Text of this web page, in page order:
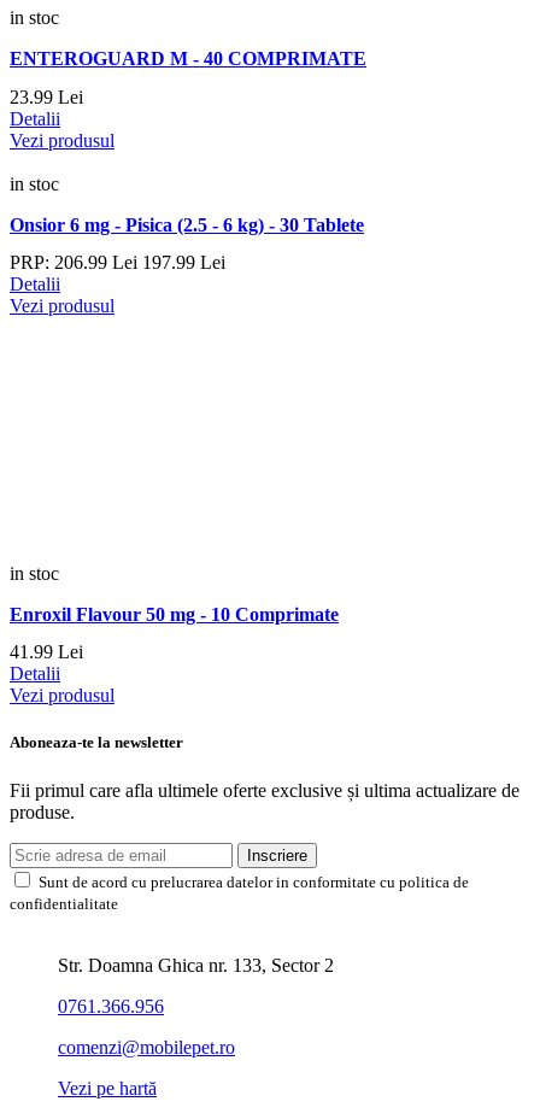
in stoc
ENTEROGUARD M - 40 COMPRIMATE
23.99 Lei
Detalii
Vezi produsul
in stoc
Onsior 6 mg - Pisica (2.5 - 6 kg) - 30 Tablete
PRP: 206.99 Lei 197.99 Lei
Detalii
Vezi produsul
in stoc
Enroxil Flavour 50 mg - 10 Comprimate
41.99 Lei
Detalii
Vezi produsul
Aboneaza-te la newsletter
Fii primul care afla ultimele oferte exclusive și ultima actualizare de
produse.
Inscriere
Sunt de acord cu prelucrarea datelor in conformitate cu politica de
confidentialitate
Str. Doamna Ghica nr. 133, Sector 2
0761.366.956
comenzi@mobilepet.ro
Vezi pe hartă